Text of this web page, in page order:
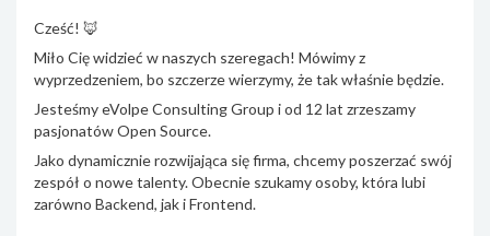
Cześć! 🦊
Miło Cię widzieć w naszych szeregach! Mówimy z
wyprzedzeniem, bo szczerze wierzymy, że tak właśnie będzie.
Jesteśmy eVolpe Consulting Group i od 12 lat zrzeszamy
pasjonatów Open Source.
Jako dynamicznie rozwijająca się firma, chcemy poszerzać swój
zespół o nowe talenty. Obecnie szukamy osoby, która lubi
zarówno Backend, jak i Frontend.